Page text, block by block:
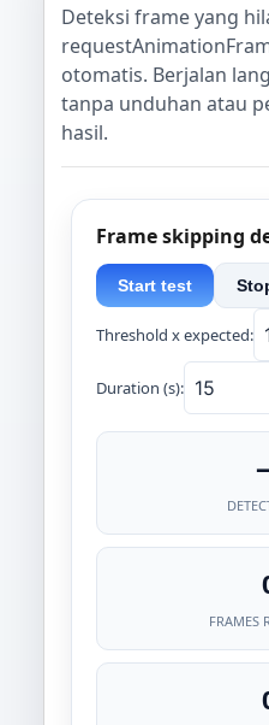
Deteksi frame yang
otomatis. Berjalan
tanpa unduhan atau
hasil.
Frame skipping
Start test
Threshold x expected:
Duration (s):
FRAMES